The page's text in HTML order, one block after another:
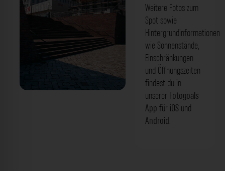
Weitere Fotos zum
Spot sowie
Hintergrundinformationen
wie Sonnenstände,
Einschränkungen
und Öffnungszeiten
findest du in
unserer Fotogoals
App für iOS und
Android.